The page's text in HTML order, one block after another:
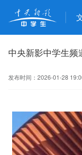
中央新影中学生
发布时间：2026-01-28